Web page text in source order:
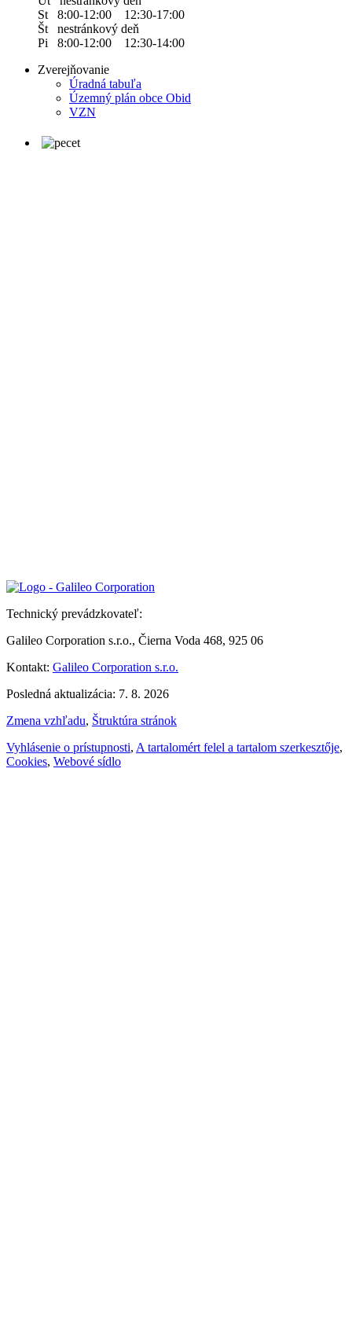
St 8:00-12:00 12:30-17:00
Št nestránkový deň
Pi 8:00-12:00 12:30-14:00
Zverejňovanie
Úradná tabuľa
Územný plán obce Obid
VZN
Technický prevádzkovateľ:
Galileo Corporation s.r.o., Čierna Voda 468, 925 06
Kontakt: Galileo Corporation s.r.o.
Posledná aktualizácia: 7. 8. 2026
Zmena vzhľadu, Štruktúra stránok
Vyhlásenie o prístupnosti, A tartalomért felel a tartalom szerkesztője,
Cookies, Webové sídlo